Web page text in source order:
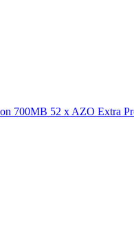
700MB 52 x AZO Extra